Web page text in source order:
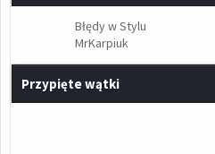
Błędy w Stylu
MrKarpiuk
Przypięte wątki